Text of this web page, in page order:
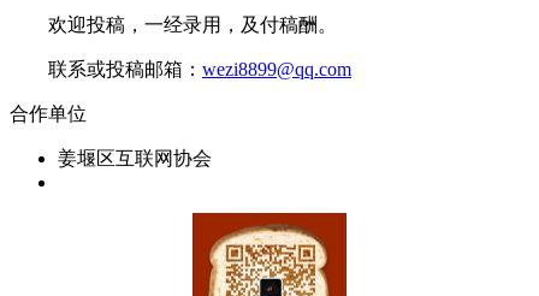
欢迎投稿，一经录用，及付稿酬。
联系或投稿邮箱： wezi8899@qq.com
合作单位
姜堰区互联网协会